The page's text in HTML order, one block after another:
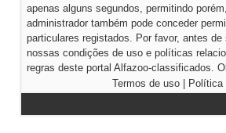
apenas alguns segundos, permitindo
administrador também pode conceder
particulares registados. Por favor, antes
nossas condições de uso e políticas
regras deste portal Alfazoo-classificados.
Termos de uso| Política